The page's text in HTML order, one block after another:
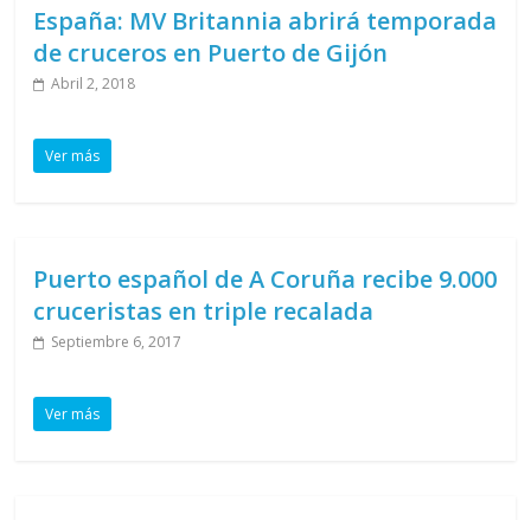
España: MV Britannia abrirá temporada
de cruceros en Puerto de Gijón
Abril 2, 2018
Ver más
Puerto español de A Coruña recibe 9.000
cruceristas en triple recalada
Septiembre 6, 2017
Ver más